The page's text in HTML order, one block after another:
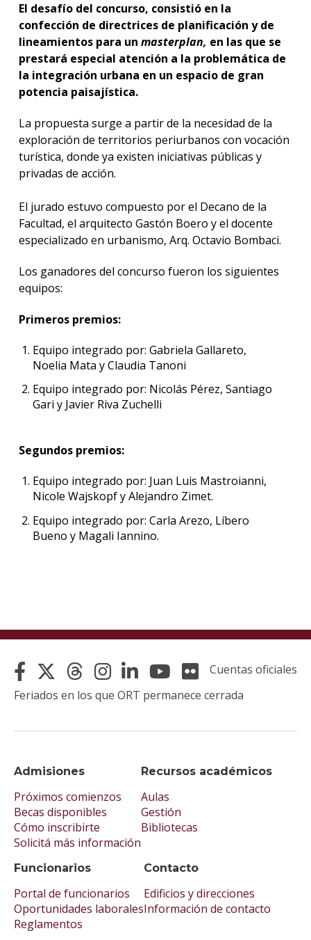
El desafío del concurso, consistió en la
confección de directrices de planificación y de
lineamientos para un masterplan, en las que se
prestará especial atención a la problemática de
la integración urbana en un espacio de gran
potencia paisajística.
La propuesta surge a partir de la necesidad de la
exploración de territorios periurbanos con vocación
turística, donde ya existen iniciativas públicas y
privadas de acción.
El jurado estuvo compuesto por el Decano de la
Facultad, el arquitecto Gastón Boero y el docente
especializado en urbanismo, Arq. Octavio Bombaci.
Los ganadores del concurso fueron los siguientes
equipos:
Primeros premios:
Equipo integrado por: Gabriela Gallareto,
Noelia Mata y Claudia Tanoni
Equipo integrado por: Nicolás Pérez, Santiago
Gari y Javier Riva Zuchelli
Segundos premios:
Equipo integrado por: Juan Luis Mastroianni,
Nicole Wajskopf y Alejandro Zimet.
Equipo integrado por: Carla Arezo, Líbero
Bueno y Magali Iannino.
Admisiones
Próximos comienzos
Becas disponibles
Cómo inscribirte
Solicitá más información
Recursos académicos
Aulas
Gestión
Bibliotecas
Funcionarios
Portal de funcionarios
Oportunidades laborales
Reglamentos
Contacto
Edificios y direcciones
Información de contacto
Cuentas oficiales
Feriados en los que ORT permanece cerrada